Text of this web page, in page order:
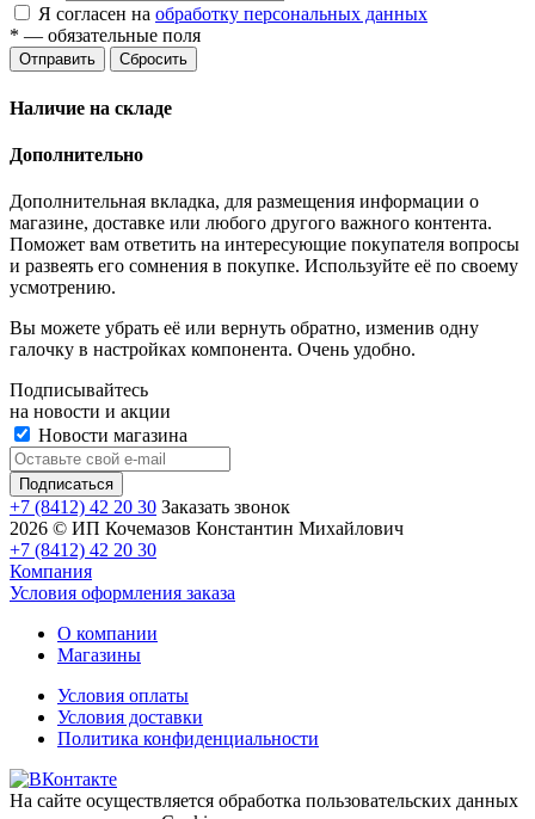
Я согласен на обработку персональных данных
* — обязательные поля
Отправить Сбросить
Наличие на складе
Дополнительно
Дополнительная вкладка, для размещения информации о
магазине, доставке или любого другого важного контента.
Поможет вам ответить на интересующие покупателя вопросы
и развеять его сомнения в покупке. Используйте её по своему
усмотрению.
Вы можете убрать её или вернуть обратно, изменив одну
галочку в настройках компонента. Очень удобно.
Подписывайтесь
на новости и акции
Новости магазина
+7 (8412) 42 20 30 Заказать звонок
2026 © ИП Кочемазов Константин Михайлович
+7 (8412) 42 20 30
Компания
Условия оформления заказа
О компании
Магазины
Условия оплаты
Условия доставки
Политика конфиденциальности
На сайте осуществляется обработка пользовательских данных